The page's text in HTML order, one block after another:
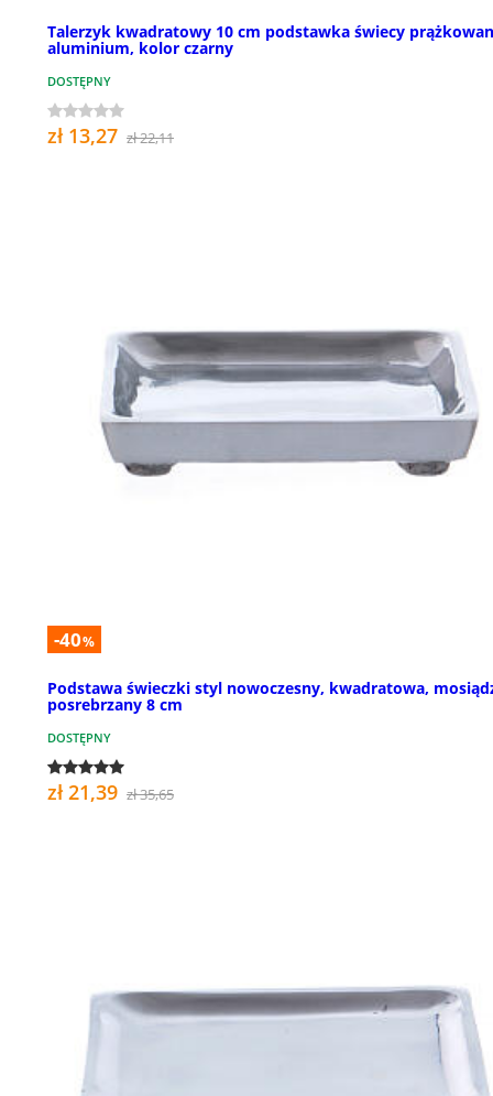
Talerzyk kwadratowy 10 cm podstawka świecy
aluminium, kolor czarny
DOSTĘPNY
zł 13,27 zł 22,11
-40%
Podstawa świeczki styl nowoczesny, kwadratowa,
posrebrzany 8 cm
DOSTĘPNY
zł 21,39 zł 35,65